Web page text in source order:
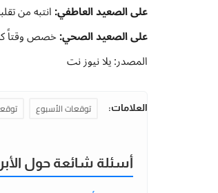
على الصعيد العاطفي:انتبه من
على الصعيد الصحي:خصص وقتاً
المصدر: يلا نيوز نت
العلامات: توقعات الأسبوع
أسئلة شائعة حول